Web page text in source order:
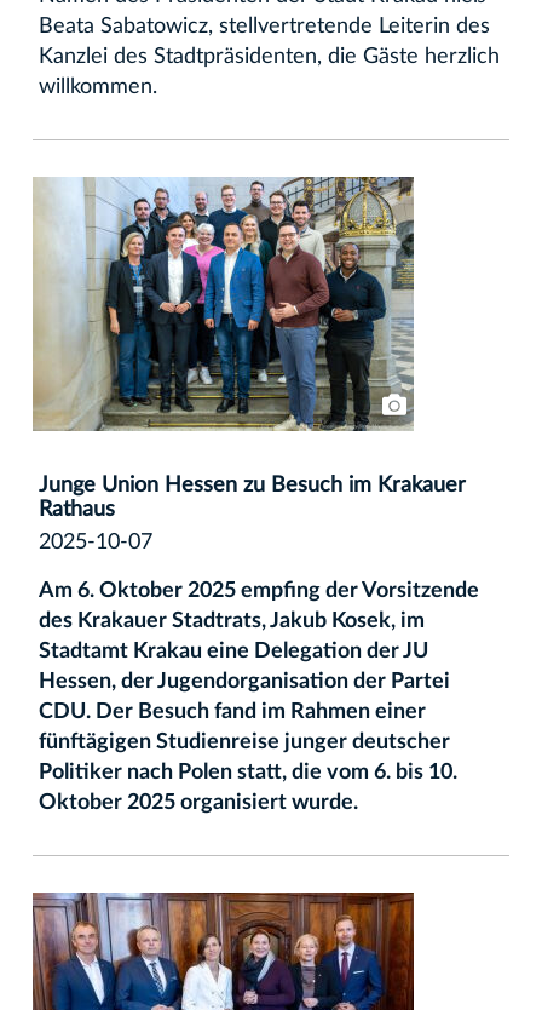
Beata Sabatowicz, stellvertretende Leiterin des
Kanzlei des Stadtpräsidenten, die Gäste herzlich
willkommen.
Junge Union Hessen zu Besuch im Krakauer
Rathaus
2025-10-07
Am 6. Oktober 2025 empfing der Vorsitzende
des Krakauer Stadtrats, Jakub Kosek, im
Stadtamt Krakau eine Delegation der JU
Hessen, der Jugendorganisation der Partei
CDU. Der Besuch fand im Rahmen einer
fünftägigen Studienreise junger deutscher
Politiker nach Polen statt, die vom 6. bis 10.
Oktober 2025 organisiert wurde.